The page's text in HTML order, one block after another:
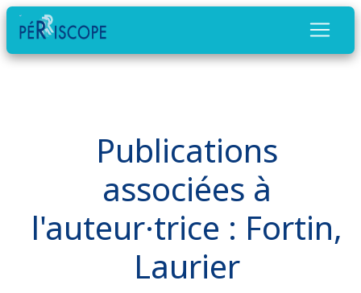
Publications
associées à
l'auteur·trice : Fortin,
Laurier